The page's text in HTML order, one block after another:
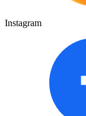
Instagram